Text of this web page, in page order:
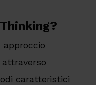
approccio
caratteristici